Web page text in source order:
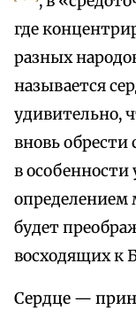
где
разных
называется
удивительно,
вновь обрести
в особенности
определением
будет
восходящих к
Сердце —